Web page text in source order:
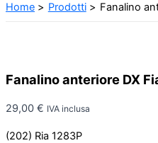
Home Prodotti Fanalino
Fanalino anteriore DX
29,00 € IVA inclusa
(202) Ria 1283P